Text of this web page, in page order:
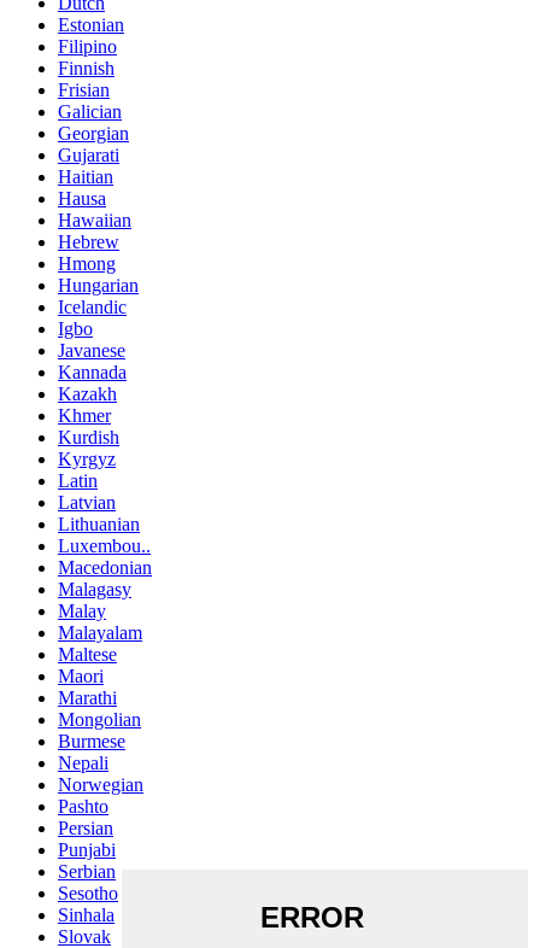
Estonian
Filipino
Finnish
Frisian
Galician
Georgian
Gujarati
Haitian
Hausa
Hawaiian
Hebrew
Hmong
Hungarian
Icelandic
Igbo
Javanese
Kannada
Kazakh
Khmer
Kurdish
Kyrgyz
Latin
Latvian
Lithuanian
Luxembou..
Macedonian
Malagasy
Malay
Malayalam
Maltese
Maori
Marathi
Mongolian
Burmese
Nepali
Norwegian
Pashto
Persian
Punjabi
Serbian
Sesotho
Sinhala
Slovak